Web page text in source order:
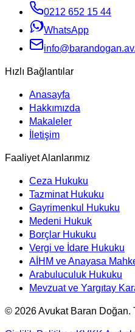
0212 652 15 44
WhatsApp
Hızlı Bağlantılar
Anasayfa
Hakkımızda
Makaleler
İletişim
Faaliyet Alanlarımız
Ceza Hukuku
Tazminat Hukuku
Gayrimenkul Hukuku
Medeni Hukuk
Borçlar Hukuku
Vergi ve İdare Hukuku
AİHM ve Anayasa
Arabuluculuk Hukuku
Mevzuat ve Yargıtay
© 2026Avukat Baran Doğan.